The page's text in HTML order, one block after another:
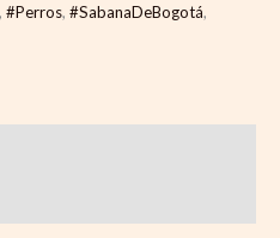
, #Perros, #SabanaDeBogotá,